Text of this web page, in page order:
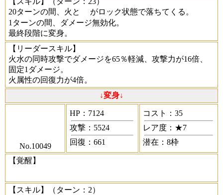
20ターンの間、火と
がロック状態で落ちてくる。
1ターンの間、ダメージ無効化。
最終段階に変身。
【リーダースキル】
火水の同時攻撃でダメージを65％軽減、攻撃力が16倍、
固定1ダメージ。
火属性の回復力が4倍。
↓変身↓
No.10049
HP：7124
攻撃：5524
回復：661
コスト：35
レア度：★7
潜在：8枠
【覚醒】
【スキル】
（ターン：2）